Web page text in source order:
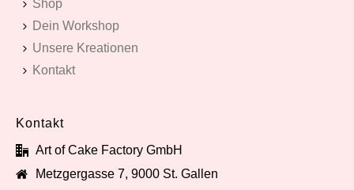
Shop
Dein Workshop
Unsere Kreationen
Kontakt
Kontakt
Art of Cake Factory GmbH
Metzgergasse 7, 9000 St. Gallen